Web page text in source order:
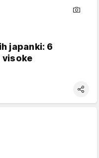
japanki: 6
visoke